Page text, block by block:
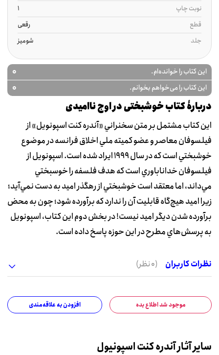
نوبت چاپ
1
قطع
رقعی
جلد
شومیز
این کتاب را خوانده‌ام. 0
این کتاب را می‌خواهم بخوانم. 0
دربارۀ کتاب خوشبختی در اوج ناامیدی
اين کتاب مشتمل بر متن سخنراني «آندره کنت اسپونويل» از
فيلسوفان معاصر و عضو کميته ملي اخلاق فرانسه در موضوع
خوشبختي است که در سال 1999 ايراد شده است. اسپونويل از
فيلسوفان خداناباوري است که هدف فلسفه را خوسبختي
مي‌داند، اما معتقد است خوشبختي از رهگذر اميد به دست نمي‌آيد؛
زيرا اميد هيچ‌گاه قابليت آن را ندارد که برآورده شود؛ چون به محض
برآورده شدن ديگر اميد نيست! در بخش دوم اين کتاب، اسپونويل
به پرسش‌هاي مطرح در اين حوزه پاسخ داده است.
نظرات کاربران (0 نظر)
موجود شد اطلاع بده افزودن به علاقه‌مندی
سایر آثار آندره کنت اسپونیول